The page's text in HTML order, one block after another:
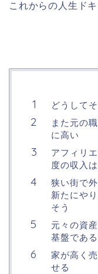
これからの人生ド
どうして
また元の
に高い
アフィリ
度の収入
狭い街で
新たにや
そう
元々の資
基盤であ
家が高く
せる